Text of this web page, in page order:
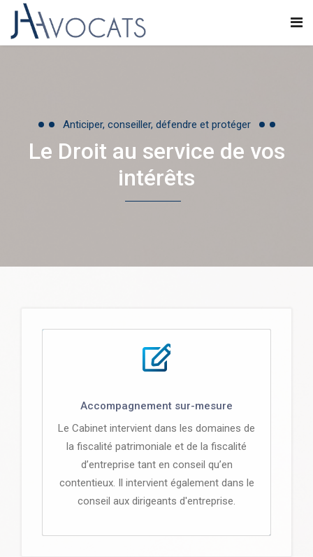
Anticiper, conseiller, défendre et protéger
Le Droit au service de vos
intérêts
Accompagnement sur-mesure
Le Cabinet intervient dans les domaines de
la fiscalité patrimoniale et de la fiscalité
d’entreprise tant en conseil qu’en
contentieux. Il intervient également dans le
conseil aux dirigeants d'entreprise.